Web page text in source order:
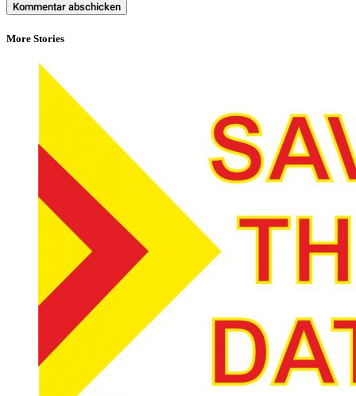
More Stories